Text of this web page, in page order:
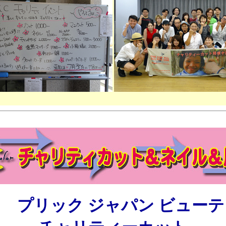
プリック ジャパン ビュー